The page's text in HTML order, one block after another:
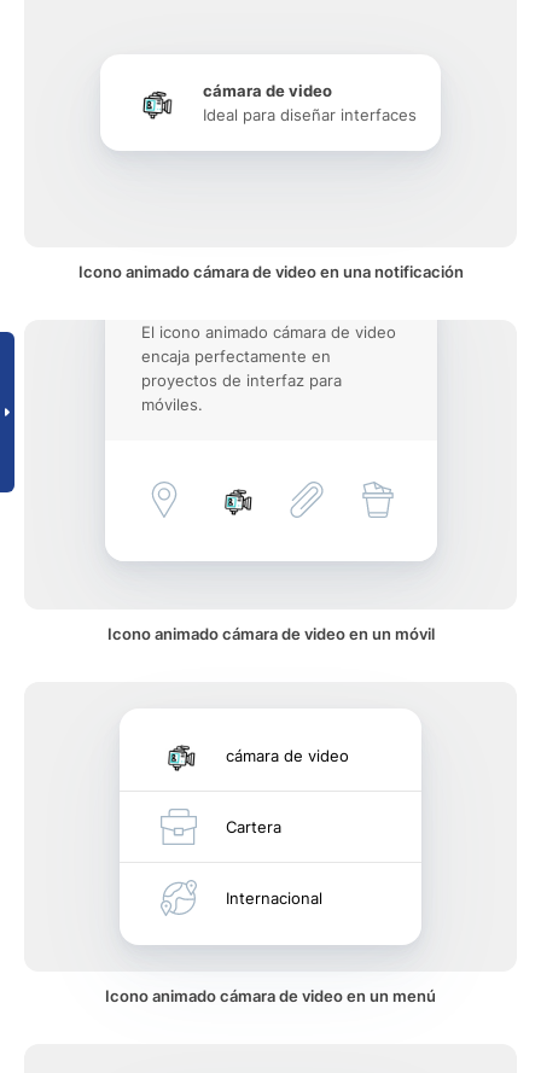
cámara de video
Ideal para diseñar interfaces
Icono animado cámara de video en una notificación
El icono animado cámara de video
encaja perfectamente en
proyectos de interfaz para
móviles.
Icono animado cámara de video en un móvil
cámara de video
Cartera
Internacional
Icono animado cámara de video en un menú